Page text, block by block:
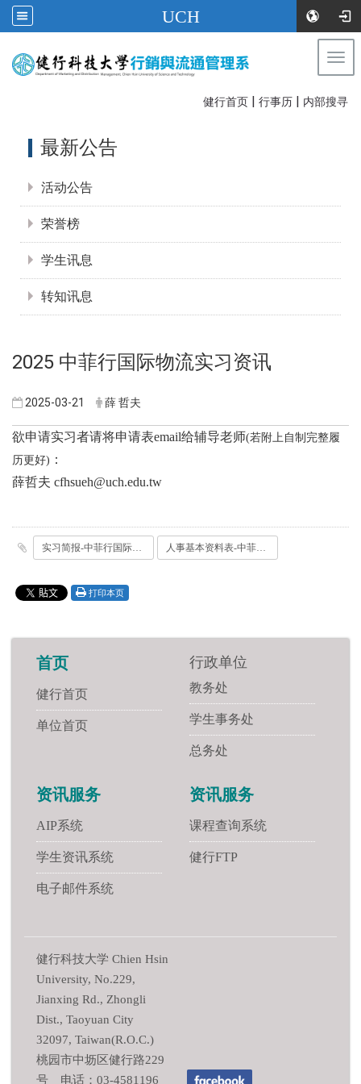
UCH
健行首页 | 行事历 | 内部搜寻
最新公告
活动公告
荣誉榜
学生讯息
转知讯息
2025 中菲行国际物流实习资讯
2025-03-21 薛 哲夫
欲申请实习者请将申请表email给辅导老师(若附上自制完整履
历更好) ：
薛哲夫 cfhsueh@uch.edu.tw
实习简报-中菲行国际物流.pdf 人事基本资料表-中菲行.pdf
打印本页
首页
健行首页
单位首页
行政单位
教务处
学生事务处
总务处
资讯服务
AIP系统
学生资讯系统
电子邮件系统
资讯服务
课程查询系统
健行FTP
健行科技大学 Chien Hsin
University, No.229,
Jianxing Rd., Zhongli
Dist., Taoyuan City
32097, Taiwan(R.O.C.)
桃园市中坜区健行路229
号 电话：03-4581196